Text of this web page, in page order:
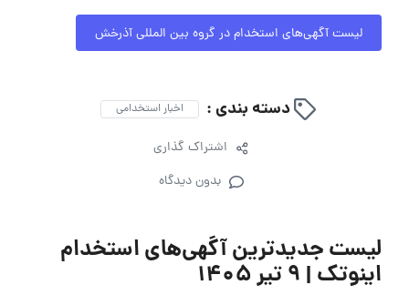
لیست آگهی‌های استخدام در گروه بین المللی آذرخش
دسته بندی : اخبار استخدامی
اشتراک گذاری
بدون دیدگاه
لیست جدیدترین آگهی‌های استخدام
اینوتک | ۹ تیر ۱۴۰۵